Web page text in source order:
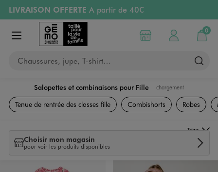
Aller au contenu principal
Aller à la navigation
LIVRAISON OFFERTE A partir de 40€
RETRAIT ET LIVRAISON OFFERTE
en magasin
PAYEZ EN 3x SANS FRAIS
Retours OFFERTS
pendant 30 jours
Afficher le menu
Chaussures, jupe, T-shirt…
Choisir mon magasin
Mon compte
0
Mon
Salopettes et combinaisons pour Fille chargement
Vêtements
Tenue de rentrée des classes fille Combishorts Robes
Choisir mon magasin
pour voir les produits disponibles
Trier